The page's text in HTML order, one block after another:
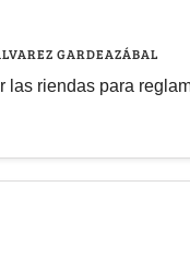
GARDEAZÁBAL
las riendas para